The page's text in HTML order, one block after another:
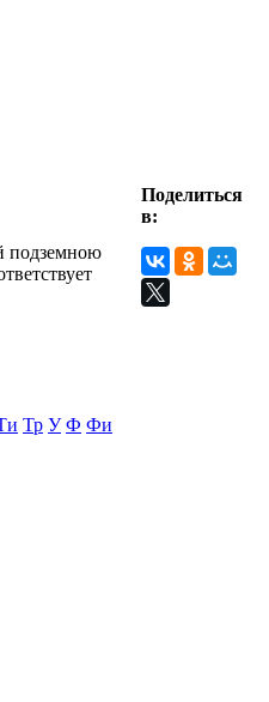
подземною
Тр У Ф Фи
Поделиться
в: